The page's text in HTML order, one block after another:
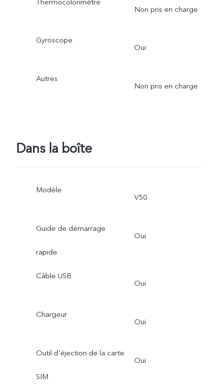
Non pris en charge
Gyroscope
Oui
Autres
Non pris en charge
Dans la boîte
Modèle
V50
Guide de démarrage
rapide
Oui
Câble USB
Oui
Chargeur
Oui
Outil d'éjection de la carte
SIM
Oui